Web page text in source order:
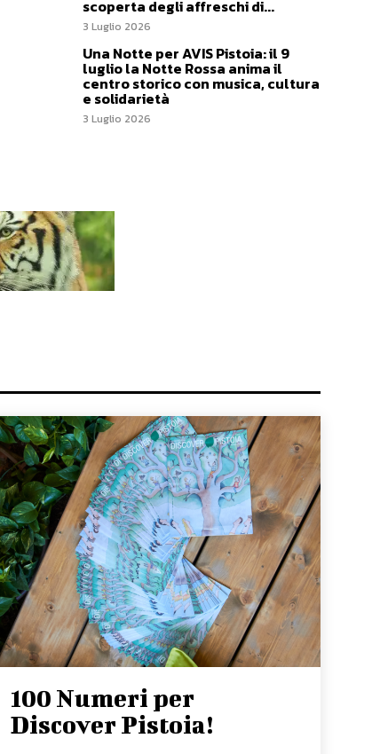
scoperta degli affreschi di...
3 Luglio 2026
Una Notte per AVIS Pistoia: il 9
luglio la Notte Rossa anima il
centro storico con musica, cultura
e solidarietà
3 Luglio 2026
100 Numeri per
Discover Pistoia!